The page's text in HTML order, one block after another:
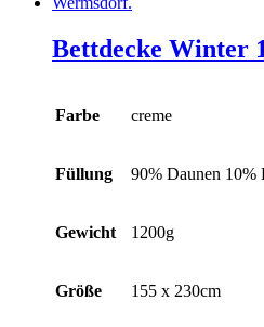
Bettdecke Winter
Farbe creme
Füllung 90% Daunen 10%
Gewicht 1200g
Größe 155 x 230cm